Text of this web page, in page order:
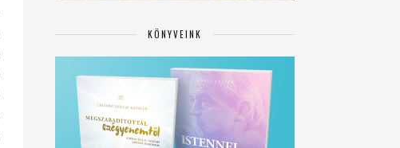
KÖNYVEINK